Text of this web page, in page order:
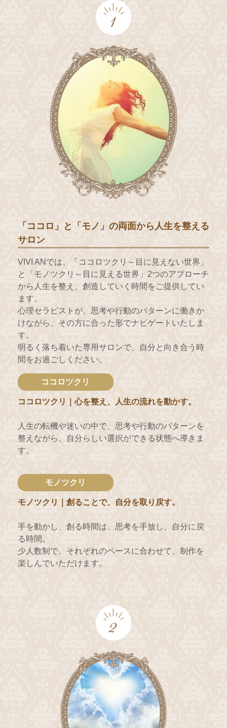
1
「ココロ」と「モノ」の両面から人生を整える
サロン
VIVI ANでは、「ココロツクリ～目に見えない世界」
と「モノツクリ～目に見える世界」2つのアプローチ
から人生を整え、創造していく時間をご提供してい
ます。
心理セラピストが、思考や行動のパターンに働きか
けながら、その方に合った形でナビゲートいたしま
す。
明るく落ち着いた専用サロンで、自分と向き合う時
間をお過ごしください。
ココロツクリ
ココロツクリ｜心を整え、人生の流れを動かす。
人生の転機や迷いの中で、思考や行動のパターンを
整えながら、自分らしい選択ができる状態へ導きま
す。
モノツクリ
モノツクリ｜創ることで、自分を取り戻す。
手を動かし、創る時間は、思考を手放し、自分に戻
る時間。
少人数制で、それぞれのペースに合わせて、制作を
楽しんでいただけます。
2